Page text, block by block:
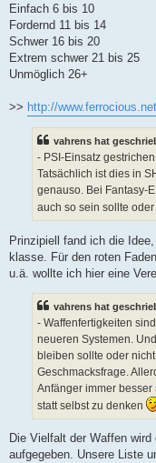
Einfach 6 bis 10
Fordernd 11 bis 14
Schwer 16 bis 20
Extrem schwer 21 bis 25
Unmöglich 26+
>> http://
vahrens hat
- PSI-Einsatz
Tatsächlich ist dies in
genauso. Bei Fantasy-
auch so sein sollte
Prinzipiell fand ich die
klasse. Für den roten
u.ä. wollte ich hier eine
vahrens hat
- Waffenfertigkeiten
neueren Systemen.
bleiben sollte oder
Geschmacksfrage.
Anfänger immer
statt selbst zu denken
Die Vielfalt der Waffen
aufgegeben. Unsere Liste